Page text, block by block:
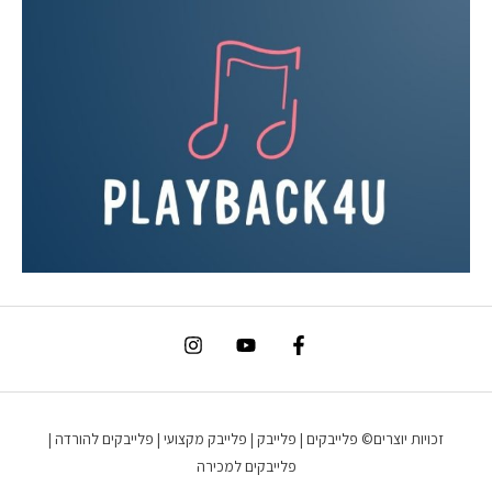
זכויות יוצרים© פלייבקים | פלייבק | פלייבק מקצועי | פלייבקים להורדה |
פלייבקים למכירה